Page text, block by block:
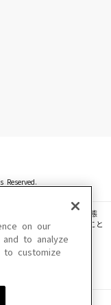
Reserved.
画・音声等を、手段や形態
載、ファイル化などすること
合があります。
があります。
on our
to analyze
to customize